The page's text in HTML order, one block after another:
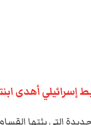
إسرائيلي أهدى
التي بثتها